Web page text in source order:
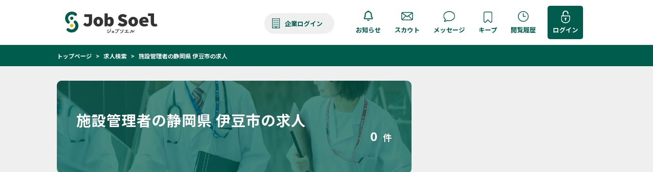
企業ログイン
お知らせ スカウト メッセージ キープ 閲覧履歴 ログイン
トップページ 求人検索 施設管理者の静岡県 伊豆市の求人
施設管理者の静岡県 伊豆市の求人
0 件